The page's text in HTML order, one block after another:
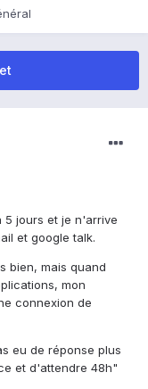
5 jours et je n'arrive
et google talk.
bien, mais quand
mon
connexion de
eu de réponse plus
et d'attendre 48h"